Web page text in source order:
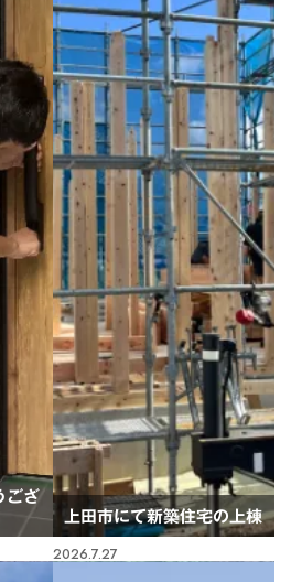
ざ
上田市にて新築住宅の上棟
2026.7.27